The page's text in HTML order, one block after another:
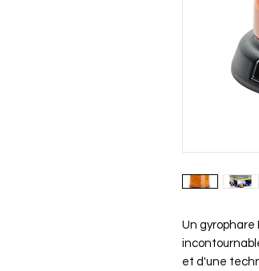
Un gyrophare
et d'une